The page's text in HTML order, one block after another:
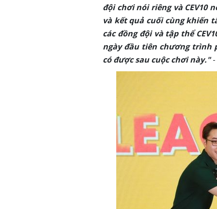
đội chơi nói riêng và CEV10
và kết quả cuối cùng khiến
các đồng đội và tập thể
ngày đầu tiên chương trình
có được sau cuộc chơi này."